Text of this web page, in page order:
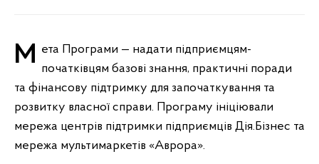
Мета Програми — надати підприємцям- початківцям базові знання, практичні поради
та фінансову підтримку для започаткування та
розвитку власної справи. Програму ініціювали
мережа центрів підтримки підприємців Дія.Бізнес та
мережа мультимаркетів «Аврора».